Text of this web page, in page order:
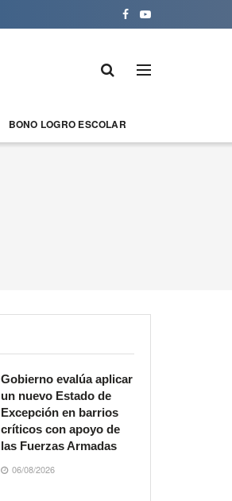
BONO LOGRO ESCOLAR
Gobierno evalúa aplicar
un nuevo Estado de
Excepción en barrios
críticos con apoyo de
las Fuerzas Armadas
06/08/2026